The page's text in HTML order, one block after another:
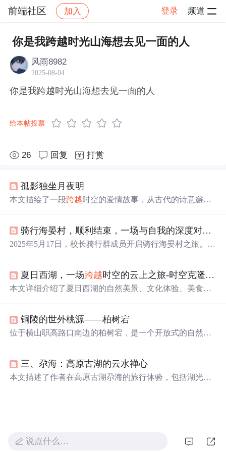
前端社区 加入 登录 频道
社区 前端社区 感慨 帖子详情
你是我跨越时光山海想去见一面的人
风雨8982
2025-08-04
你是我跨越时光山海想去见一面的人
给本帖投票
26 回复 打赏
孤影独坐月夜明
本文描绘了一段跨越时空的爱情故事，从古代的诗意邂逅
念。
骑行海晏村，顺利结束，一场与自我的深度对话！
2025年5月17日，校长骑行群成员开启骑行海晏村之旅。沿
村，此次骑行让人感受自然之美，收获成长与友谊。
夏日西湖，一场跨越时空的云上之旅-时空克隆云旅游体验西湖六月飞雪
本文详细介绍了夏日西湖的自然美景、文化体验、美食推
喷泉，从传统的灵隐寺到现代的文三数字生活街区，西湖
的每一个角落都充满了诗意与魅力。此外，还提供了实用
铜陵的世外桃源——柏树宕
位于横山职高路口南边的柏树宕，是一个开放式的自然景
的画卷。步入此地，仿佛进入了一个远离尘嚣的世界，让
人忘却烦恼，体验到一种返璞归真的宁静。
三、尕海：高原古湖的云水禅心
本文描述了作者在高原古湖尕海的旅行体验，包括湖光山
说点什么…